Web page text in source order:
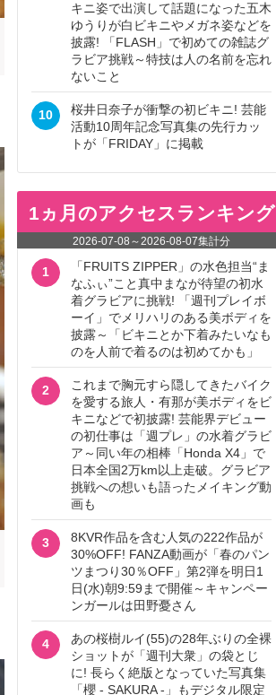
キニ姿で出演して話題になった五木
ゆうりが白ビキニやメガネ姿などを
披露! 「FLASH」で初めての雑誌グ
ラビア挑戦～特技は人の名前を忘れ
ないこと
10
桜井日奈子が衝撃の初ビキニ! 芸能
活動10周年記念写真集の先行カッ
トが「FRIDAY」に掲載
1ヵ月のアクセスランキング
2026-07-08 ～2026-08-07集計分
1
「FRUITS ZIPPER」の水色担当“ま
なふぃ”こと真中まなが待望の初水
着グラビアに挑戦! 「週刊プレイボ
ーイ」でメリハリのある美ボディを
披露～「ビキニとか下着みたいなも
のを人前で着るのは初めてかも」
2
これまで胸元すら隠してきたバイク
を愛する旅人・有那が美ボディをビ
キニなどで初披露! 芸能界デビュー
の初仕事は「週プレ」の水着グラビ
ア～同い年の相棒「Honda X4」で
日本全国2万km以上走破。グラビア
挑戦への想いも語ったメイキング動
画も
3
8KVR作品を含む人気の222作品が
30%OFF! FANZA動画が「春のパン
ツまつり30％OFF」第2弾を明日1
日(水)朝9:59まで開催～キャンペー
ンガールは田野憂さん
4
あの桜樹ルイ(55)の28年ぶりの全裸
ショットが「週刊大衆」の袋とじ
に! 長らく絶版となっていた写真集
「櫻 - SAKURA -」もデジタル限定